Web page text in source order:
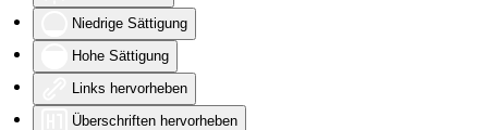
Niedrige Sättigung
Hohe Sättigung
Links hervorheben
Überschriften hervorheben